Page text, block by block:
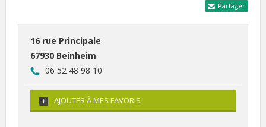
Partager
16 rue Principale
67930 Beinheim
06 52 48 98 10
AJOUTER À MES FAVORIS